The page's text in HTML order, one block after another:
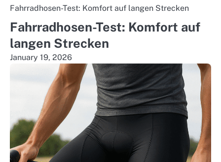
Fahrradhosen-Test: Komfort auf langen Strecken
Fahrradhosen-Test: Komfort auf
langen Strecken
January 19, 2026